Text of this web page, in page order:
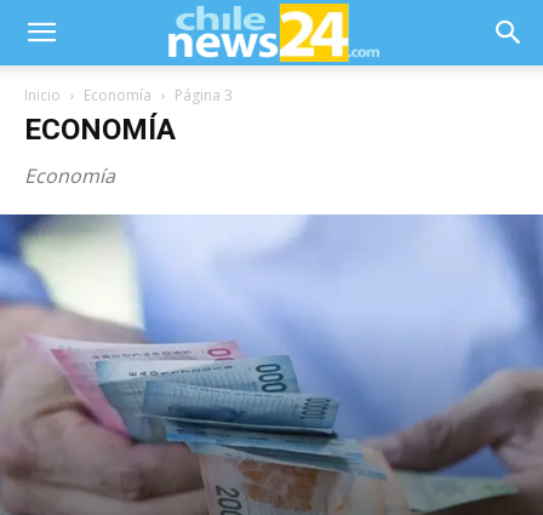
Inicio Economía Página 3
ECONOMÍA
Economía